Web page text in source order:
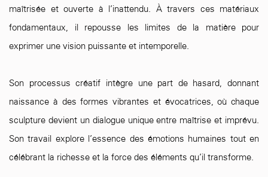
maîtrisée et ouverte à l’inattendu. À travers ces matériaux
fondamentaux, il repousse les limites de la matière pour
exprimer une vision puissante et intemporelle.
Son processus créatif intègre une part de hasard, donnant
naissance à des formes vibrantes et évocatrices, où chaque
sculpture devient un dialogue unique entre maîtrise et imprévu.
Son travail explore l’essence des émotions humaines tout en
célébrant la richesse et la force des éléments qu’il transforme.